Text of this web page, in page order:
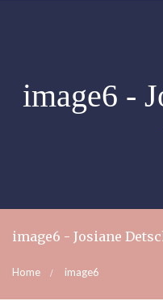
image6 -
image6 - Josiane
Home image6